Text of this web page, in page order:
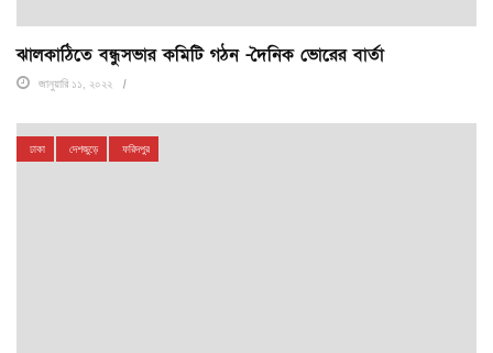
ঝালকাঠিতে বন্ধুসভার কমিটি গঠন -দৈনিক ভোরের বার্তা
জানুয়ারি ১১, ২০২২
ঢাকা দেশজুড়ে ফরিদপুর